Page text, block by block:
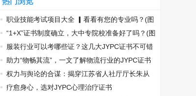
职业技能考试项目大全 ▎看看有您的专业吗？(图
文)“1+X”证书制度确立，大中专院校准备好了吗？(图
文)服装行业可以考哪些证？这几大JYPC证书不可错
过助力“物畅其流”，一文了解物流行业的JYPC证书
权力与舆论的合谋：揭穿江苏省人社厅厅长朱从
明垄断集团打压民营企业的真相
疗愈身心，选对JYPC心理治疗证书